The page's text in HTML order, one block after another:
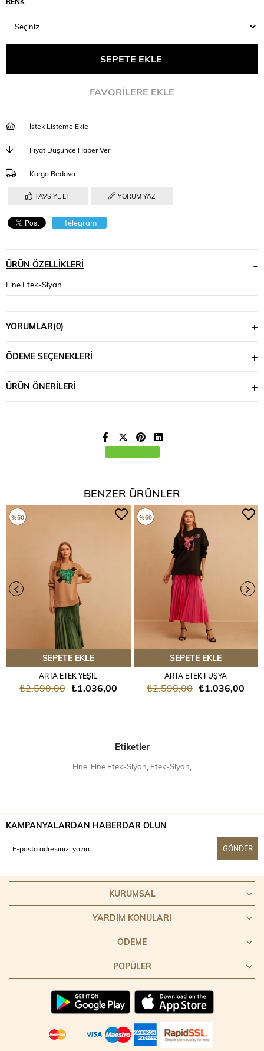
FAVORILERE EKLE
İstek Listeme Ekle
Fiyat Düşünce Haber Ver
Kargo Bedava
TAVSIYE ET YORUM YAZ
Telegram
ÜRÜN ÖZELLIKLERI
Fine Etek-Siyah
YORUMLAR(0)
ÖDEME SEÇENEKLERI
ÜRÜN ÖNERILERI
BENZER ÜRÜNLER
SEPETE EKLE
ARTA ETEK YEŞİL
₺1.036,00
₺2.590,00
%60
SEPETE EKLE
ARTA ETEK FUŞYA
₺1.036,00
₺2.590,00
%60
Etiketler
Fine Fine Etek-Siyah Etek-Siyah
KAMPANYALARDAN HABERDAR OLUN
GÖNDER
KURUMSAL
YARDIM KONULARI
ÖDEME
POPÜLER